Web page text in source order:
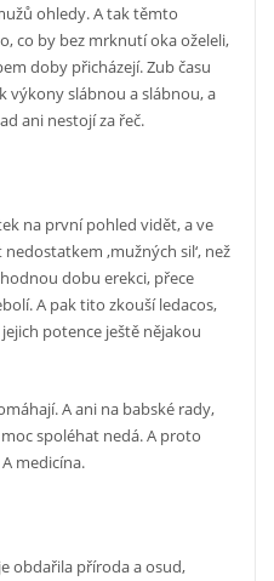
ohledy. A tak těmto
co by bez mrknutí oka oželeli,
doby přicházejí. Zub času
výkony slábnou a slábnou, a
ani nestojí za řeč.
na první pohled vidět, a ve
‚mužných sil‘, než
dobu erekci, přece
A pak tito zkouší ledacos,
potence ještě nějakou
A ani na babské rady,
spoléhat nedá. A proto
medicína.
obdařila příroda a osud,